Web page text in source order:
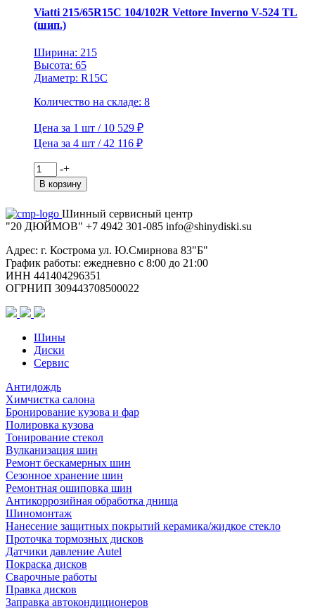
TL
(шип.)
Viatti 215/65R15C 104/102R Vettore Inverno V-524 TL
(шип.)
Ширина: 215
Высота: 65
Диаметр: R15C
Количество на складе: 8
Цена за 1 шт / 10 529 ₽
Цена за 4 шт / 42 116 ₽
Количество
товара
Viatti
104/102R
Vettore
V-
524
TL
(шип.)
-+
В корзину
Шинный сервисный центр
"20 ДЮЙМОВ" +7 4942 301-085 info@shinydiski.su
Адрес: г. Кострома ул. Ю.Смирнова 83"Б"
График работы: ежедневно с 8:00 до 21:00
ИНН 441404296351
ОГРНИП 309443708500022
Шины
Диски
Сервис
Антидождь
Химчистка салона
Бронирование кузова и фар
Полировка кузова
Тонирование стекол
Вулканизация шин
Ремонт бескамерных шин
Сезонное хранение шин
Ремонтная ошиповка шин
Антикоррозийная обработка днища
Шиномонтаж
Нанесение защитных покрытий керамика/жидкое стекло
Проточка тормозных дисков
Датчики давление Autel
Покраска дисков
Сварочные работы
Правка дисков
Заправка автокондиционеров